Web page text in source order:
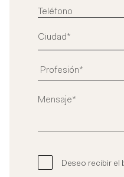
Deseo recibir el